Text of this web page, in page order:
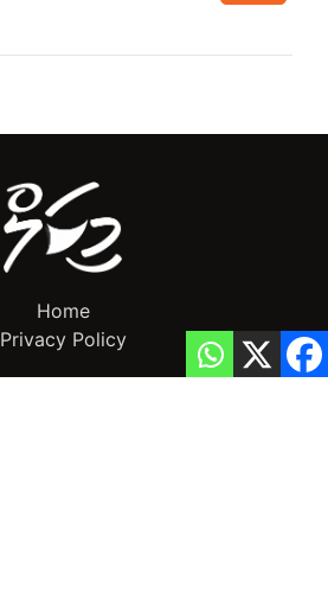
Home
Privacy Policy